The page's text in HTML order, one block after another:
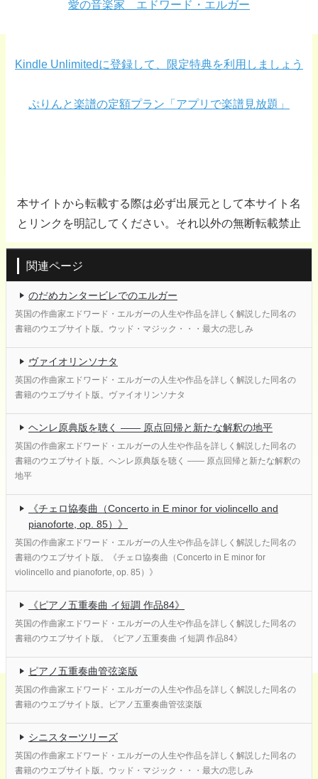
愛の音楽家 エドワード・エルガー
Kindle Unlimitedに登録して、限定特典を利用しましょう
ぷりんと楽譜の定額プラン「アプリで楽譜見放題」
本サイトから転載する際は必ず出展元として本サイト名
とリンクを明記してください。それ以外の無断転載禁止
関連ページ
のだめカンタービレでのエルガー
英国の作曲家エドワード・エルガーの人生や作品を詳しく解説した同名の
書籍のウエブサイト版。ウッド・マジック・・・最大の悲しみ
ヴァイオリンソナタ
英国の作曲家エドワード・エルガーの人生や作品を詳しく解説した同名の
書籍のウエブサイト版。ヴァイオリンソナタ
ヘンレ原典版を聴く ―― 原点回帰と新たな解釈の地平
英国の作曲家エドワード・エルガーの人生や作品を詳しく解説した同名の
書籍のウエブサイト版。ヘンレ原典版を聴く ―― 原点回帰と新たな解釈の
地平
《チェロ協奏曲（Concerto in E minor for violincello and
pianoforte, op. 85）》
英国の作曲家エドワード・エルガーの人生や作品を詳しく解説した同名の
書籍のウエブサイト版。《チェロ協奏曲（Concerto in E minor for
violincello and pianoforte, op. 85）》
《ピアノ五重奏曲 イ短調 作品84》
英国の作曲家エドワード・エルガーの人生や作品を詳しく解説した同名の
書籍のウエブサイト版。《ピアノ五重奏曲 イ短調 作品84》
ピアノ五重奏曲管弦楽版
英国の作曲家エドワード・エルガーの人生や作品を詳しく解説した同名の
書籍のウエブサイト版。ピアノ五重奏曲管弦楽版
シニスターツリーズ
英国の作曲家エドワード・エルガーの人生や作品を詳しく解説した同名の
書籍のウエブサイト版。ウッド・マジック・・・最大の悲しみ